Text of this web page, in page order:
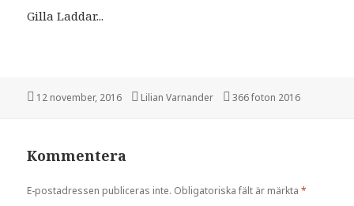
Gilla Laddar...
Postat
12 november, 2016 Författare
Lilian Varnander Kategorier
366 foton 2016
Kommentera
E-postadressen publiceras inte. Obligatoriska fält är märkta*